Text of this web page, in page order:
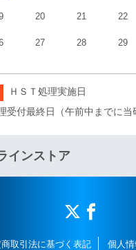
20 21 22
27 28 29
ＨＳＴ処理実施日
受付最終日（午前中までに当
インストア
取引法に基づく表記 個人